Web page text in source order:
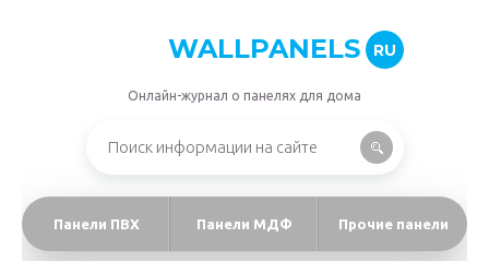
WALLPANELS RU
Онлайн-журнал о панелях для дома
Панели ПВХ Панели МДФ Прочие панели